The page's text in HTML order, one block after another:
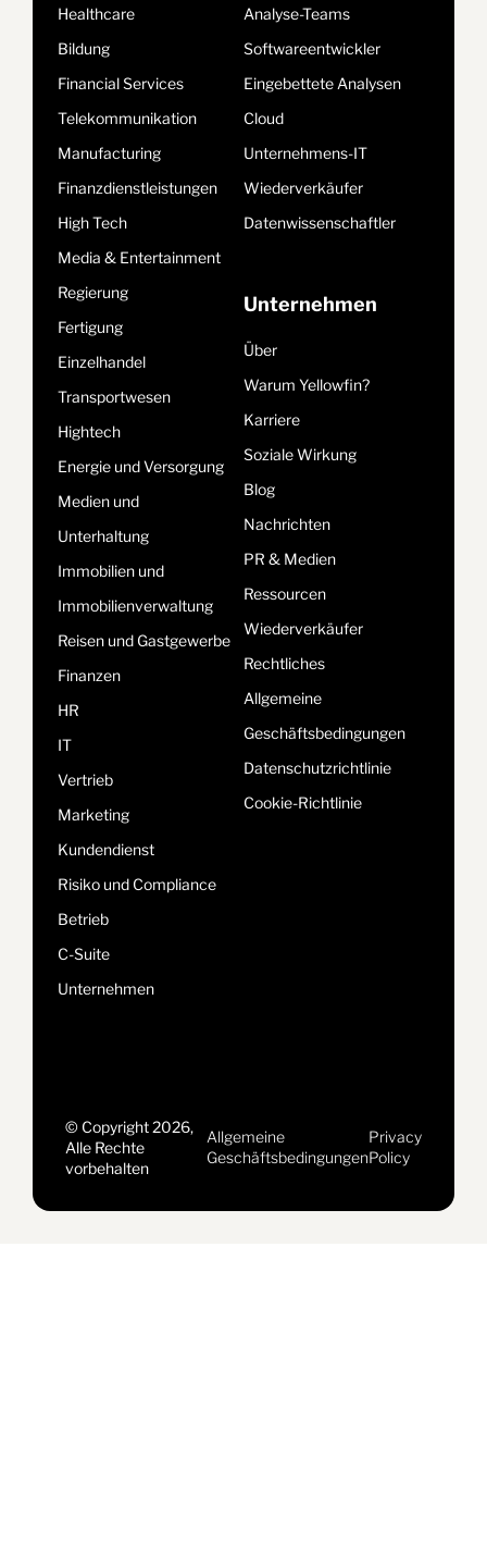
Healthcare
Bildung
Financial Services
Telekommunikation
Manufacturing
Finanzdienstleistungen
High Tech
Media & Entertainment
Regierung
Fertigung
Einzelhandel
Transportwesen
Hightech
Energie und Versorgung
Medien und
Unterhaltung
Immobilien und
Immobilienverwaltung
Reisen und Gastgewerbe
Finanzen
HR
IT
Vertrieb
Marketing
Kundendienst
Risiko und Compliance
Betrieb
C-Suite
Unternehmen
Analyse-Teams
Softwareentwickler
Eingebettete Analysen
Cloud
Unternehmens-IT
Wiederverkäufer
Datenwissenschaftler
Unternehmen
Über
Warum Yellowfin?
Karriere
Soziale Wirkung
Blog
Nachrichten
PR & Medien
Ressourcen
Wiederverkäufer
Rechtliches
Allgemeine
Geschäftsbedingungen
Datenschutzrichtlinie
Cookie-Richtlinie
© Copyright 2026,
Alle Rechte
vorbehalten
Allgemeine
Geschäftsbedingungen
Privacy
Policy